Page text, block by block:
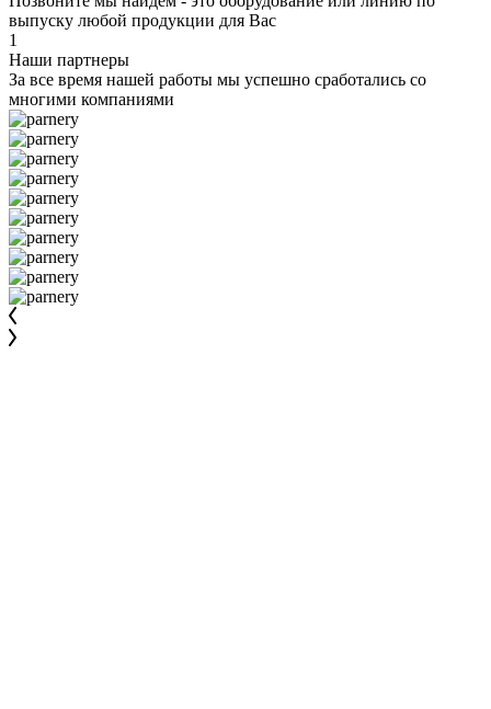
выпуску любой продукции для Вас
1
Наши партнеры
За все время нашей работы мы успешно сработались со
многими компаниями